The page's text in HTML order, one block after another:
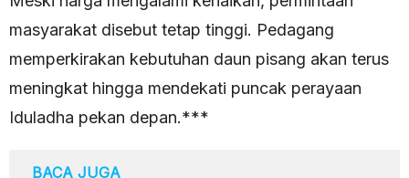
masyarakat disebut tetap tinggi. Pedagang
memperkirakan kebutuhan daun pisang akan terus
meningkat hingga mendekati puncak perayaan
Iduladha pekan depan.***
BACA JUGA